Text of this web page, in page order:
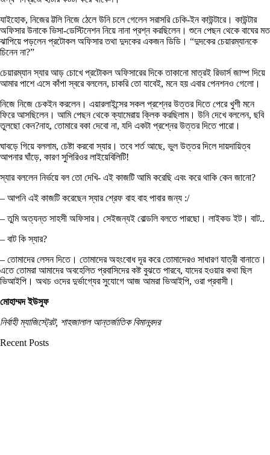
যাইহোক, নিজের ট্টলি নিজে ঠেলে উনি চলে গেলেন সরাসরি চেকি-ইন কাউন্টারে। কাউন্টার
অফিসার উনাকে ভিসা-ডেস্টিনেশন নিয়ে নানা প্রশ্ন করছিলেন। শুনে পেছন থেকে বাঘের মত
ঝাপিয়ে পড়লেন প্রটোকল অফিসার তথা দুদকের একজন ডিডি। “দুদকের চেয়ারম্যানকে
চিনেন না?”
চেয়ারম্যান স্যার আড় চোখে প্রটোকল অফিসারের দিকে তাকানো মাত্রই রিভার্স জাম্প দিয়ে
আমার পাশে এসে কাঁপা স্বরে বললেন, চাকরি তো যাবেই, মনে হয় এবার পেনশনও গেলো।
নিজে নিজে চেকইন করলেন। এয়ারলাইন্সের সকল প্রশ্নের উত্তর দিতে পেরে খুশী মনে
ফিরে আসছিলেন। আমি পেছন থেকে ক্যামেরায় ক্লিক করছিলাম। উনি দেখে বললেন, ছবি
তুলছো কেন?নাহ, তোমারে বকা দেবো না, যদি একটা প্রশ্নের উত্তর দিতে পারো।
ঘাবড়ে গিয়ে বললাম, চেষ্টা করবো স্যার। তবে শর্ত আছে, ভুল উত্তর দিলে দায়দায়িত্ব
আপনার ঘাঁড়ে, কারণ সুপিরিওর লাইয়েবিলিটি!
স্যার বললেন নির্ভয়ে বল তো দেখি- এই কাজটি আমি করেছি এবং করে থাকি কেন জানো?
– আপনি এই কাজটি করেছেন স্যার শ্রেফ বাহ বাহ পাবার জন্য :/
– তুমি অত্যন্ত সাহসী অফিসার। সেইজন্যই বোল্ডলি বলতে পারছো। লাইকড ইট। বাট..
– বাট কি স্যার?
– তোমাদের লেসন দিতে। তোমাদের অহংবোধ দূর করে তোমাদেরও সাধারণ যাত্রী বানাতে।
এতে তোমরা আমাদের অবহেলিত প্রবাসিদের কষ্ট বুঝতে পারবে, যাদের হওয়ার কথা ছিল
ভিআইপি। অথচ ওদের দুর্ভাগ্যের সুযোগে আজ আমরা ভিআইপি, ওরা প্রবাসী।
মোহাম্মদ ইউসুফ
নির্বাহী ম্যাজিস্ট্রেট, শাহজালাল আন্তর্জাতিক বিমানবন্দর
Recent Posts